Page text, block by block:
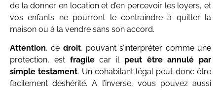
de la donner en location et d’en percevoir les loyers, et
vos enfants ne pourront le contraindre à quitter la
maison ou à la vendre sans son accord.
Attention, ce droit, pouvant s’interpréter comme une
protection, estfragilecar il peut être annulé par
simple testament. Un cohabitant légal peut donc être
facilement déshérité. A l’inverse, vous pouvez aussi